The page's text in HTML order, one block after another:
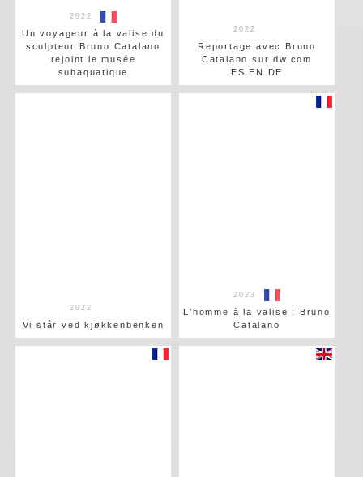
2022
Un voyageur à la valise du
sculpteur Bruno Catalano
rejoint le musée
subaquatique
2022
Reportage avec Bruno
Catalano sur dw.com
ES EN DE
2022
Vi står ved kjøkkenbenken
2023
L'homme à la valise : Bruno
Catalano